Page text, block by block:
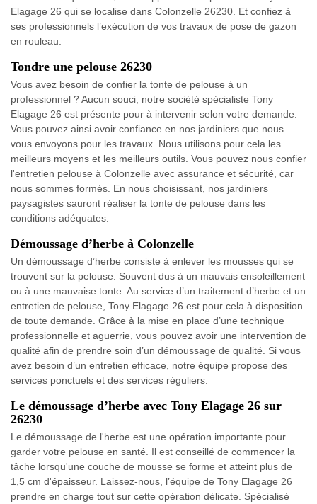
Elagage 26 qui se localise dans Colonzelle 26230. Et confiez à
ses professionnels l’exécution de vos travaux de pose de gazon
en rouleau.
Tondre une pelouse 26230
Vous avez besoin de confier la tonte de pelouse à un
professionnel ? Aucun souci, notre société spécialiste Tony
Elagage 26 est présente pour à intervenir selon votre demande.
Vous pouvez ainsi avoir confiance en nos jardiniers que nous
vous envoyons pour les travaux. Nous utilisons pour cela les
meilleurs moyens et les meilleurs outils. Vous pouvez nous confier
l'entretien pelouse à Colonzelle avec assurance et sécurité, car
nous sommes formés. En nous choisissant, nos jardiniers
paysagistes sauront réaliser la tonte de pelouse dans les
conditions adéquates.
Démoussage d’herbe à Colonzelle
Un démoussage d’herbe consiste à enlever les mousses qui se
trouvent sur la pelouse. Souvent dus à un mauvais ensoleillement
ou à une mauvaise tonte. Au service d’un traitement d’herbe et un
entretien de pelouse, Tony Elagage 26 est pour cela à disposition
de toute demande. Grâce à la mise en place d’une technique
professionnelle et aguerrie, vous pouvez avoir une intervention de
qualité afin de prendre soin d’un démoussage de qualité. Si vous
avez besoin d’un entretien efficace, notre équipe propose des
services ponctuels et des services réguliers.
Le démoussage d’herbe avec Tony Elagage 26 sur
26230
Le démoussage de l'herbe est une opération importante pour
garder votre pelouse en santé. Il est conseillé de commencer la
tâche lorsqu'une couche de mousse se forme et atteint plus de
1,5 cm d'épaisseur. Laissez-nous, l’équipe de Tony Elagage 26
prendre en charge tout sur cette opération délicate. Spécialisé